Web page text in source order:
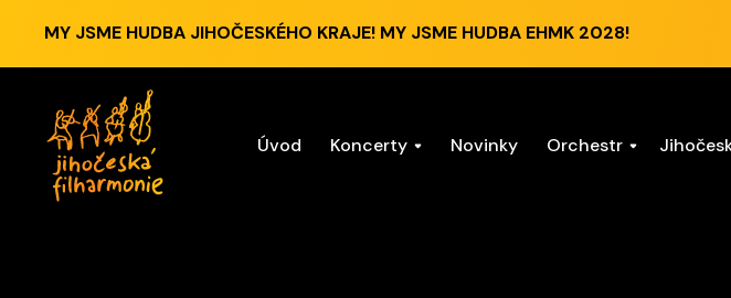
MY JSME HUDBA JIHOČESKÉHO KRAJE! MY JSME HUDBA EHMK 2028!
Úvod Koncerty Novinky Orchestr